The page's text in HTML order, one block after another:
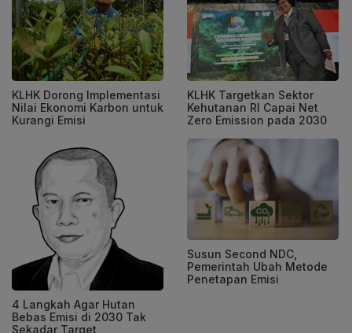
KLHK Dorong Implementasi
Nilai Ekonomi Karbon untuk
Kurangi Emisi
KLHK Targetkan Sektor
Kehutanan RI Capai Net
Zero Emission pada 2030
4 Langkah Agar Hutan
Bebas Emisi di 2030 Tak
Sekadar Target
Susun Second NDC,
Pemerintah Ubah Metode
Penetapan Emisi